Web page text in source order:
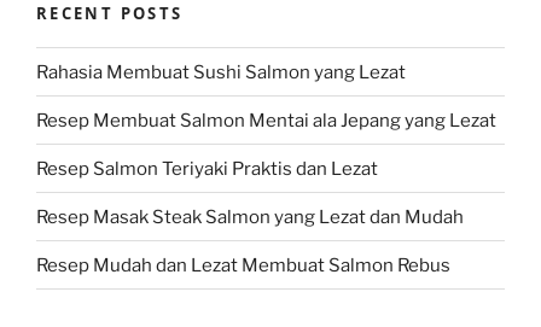
RECENT POSTS
Rahasia Membuat Sushi Salmon yang Lezat
Resep Membuat Salmon Mentai ala Jepang yang Lezat
Resep Salmon Teriyaki Praktis dan Lezat
Resep Masak Steak Salmon yang Lezat dan Mudah
Resep Mudah dan Lezat Membuat Salmon Rebus